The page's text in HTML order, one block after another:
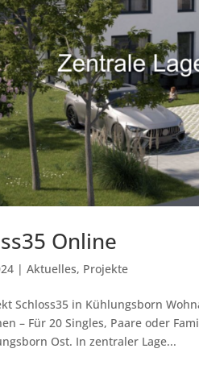
Online
|Aktuelles, Projekte
Schloss35 in Kühlungsborn
– Für 20 Singles, Paare oder
Ost. In zentraler Lage...